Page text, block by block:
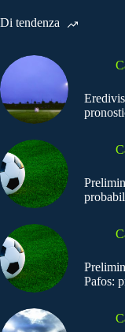
Di tendenza
Pafos: